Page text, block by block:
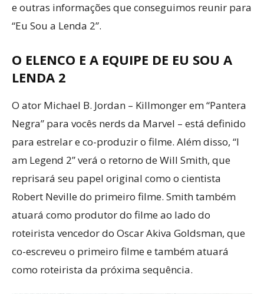
e outras informações que conseguimos reunir para
“Eu Sou a Lenda 2”.
O ELENCO E A EQUIPE DE EU SOU A
LENDA 2
O ator Michael B. Jordan – Killmonger em “Pantera
Negra” para vocês nerds da Marvel – está definido
para estrelar e co-produzir o filme. Além disso, “I
am Legend 2” verá o retorno de Will Smith, que
reprisará seu papel original como o cientista
Robert Neville do primeiro filme. Smith também
atuará como produtor do filme ao lado do
roteirista vencedor do Oscar Akiva Goldsman, que
co-escreveu o primeiro filme e também atuará
como roteirista da próxima sequência.